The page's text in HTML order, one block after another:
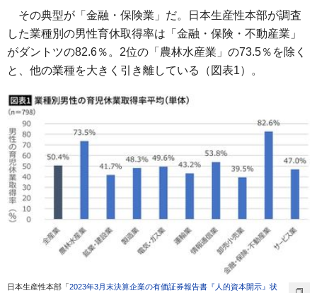
その典型が「金融・保険業」だ。日本生産性本部が調査
した業種別の男性育休取得率は「金融・保険・不動産業」
がダントツの82.6％。2位の「農林水産業」の73.5％を除く
と、他の業種を大きく引き離している（図表1）。
日本生産性本部「2023年3月末決算企業の有価証券報告書『人的資本開示』状